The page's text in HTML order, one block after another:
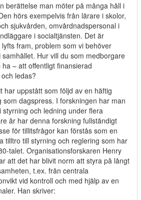
berättelse man möter på många håll i
hörs exempelvis från lärare i skolor,
sjukvården, omvårdnadspersonal i
i socialtjänsten. Det är
fram, problem som vi behöver
Hur vill du som medborgare
– att offentligt finansierad
ledas?
har uppstått som följd av en häftig
som dagspress. I forskningen har man
och ledning under flera
år har denna forskning fullständigt
för tillitsfrågor kan förstås som en
tilltro till styrning och reglering som har
talet. Organisationsforskaren Henry
att det har blivit norm att styra på långt
t.ex. från centrala
vid kontroll och med hjälp av en
Han skriver: